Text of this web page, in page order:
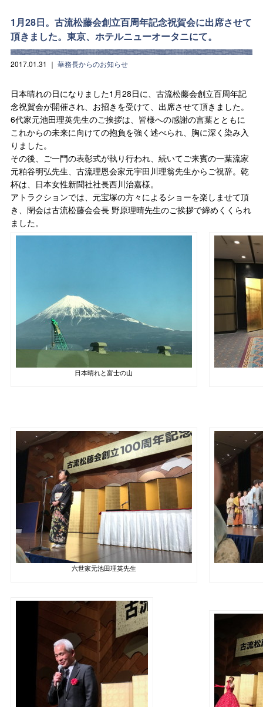
1月28日。古流松藤会創立百周年記念祝賀会に出席させて
頂きました。東京、ホテルニューオータニにて。
2017.01.31 ｜ 華務長からのお知らせ
日本晴れの日になりました1月28日に、古流松藤会創立百周年記
念祝賀会が開催され、お招きを受けて、出席させて頂きました。
6代家元池田理英先生のご挨拶は、皆様への感謝の言葉とともに
これからの未来に向けての抱負を強く述べられ、胸に深く染み入
りました。
その後、ご一門の表彰式が執り行われ、続いてご来賓の一葉流家
元粕谷明弘先生、古流理恩会家元宇田川理翁先生からご祝辞。乾
杯は、日本女性新聞社社長西川治嘉様。
アトラクションでは、元宝塚の方々によるショーを楽しませて頂
き、閉会は古流松藤会会長 野原理晴先生のご挨拶で締めくくられ
ました。
日本晴れと富士の山
六世家元池田理英先生